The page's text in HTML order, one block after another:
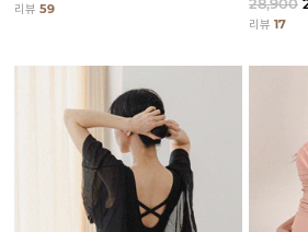
리뷰 59
리뷰 17